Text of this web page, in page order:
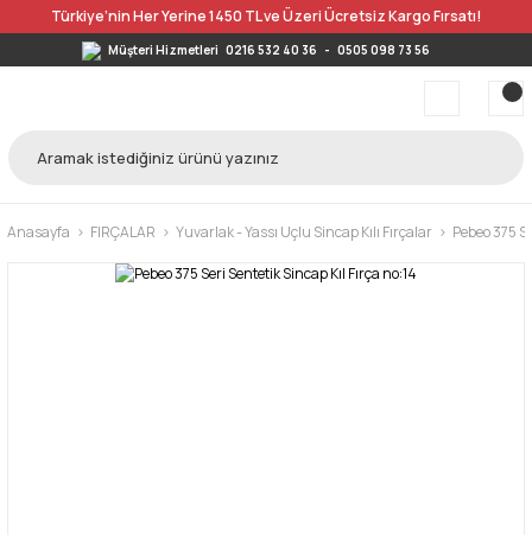
Türkiye’nin Her Yerine 1450 TL ve Üzeri Ücretsiz Kargo Fırsatı!
Müşteri Hizmetleri 0216 532 40 36 - 0505 098 73 56
Anasayfa FIRÇALAR Yuvarlak - Yassı Uçlu Sincap Kılı Fırçalar Pebeo 375